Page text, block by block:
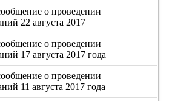
о проведении
22 августа 2017
о проведении
17 августа 2017 года
о проведении
11 августа 2017 года